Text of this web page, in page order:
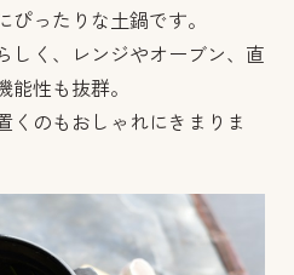
ぴったりな土鍋です。
しく、レンジやオーブン、直
能性も抜群。
くのもおしゃれにきまりま